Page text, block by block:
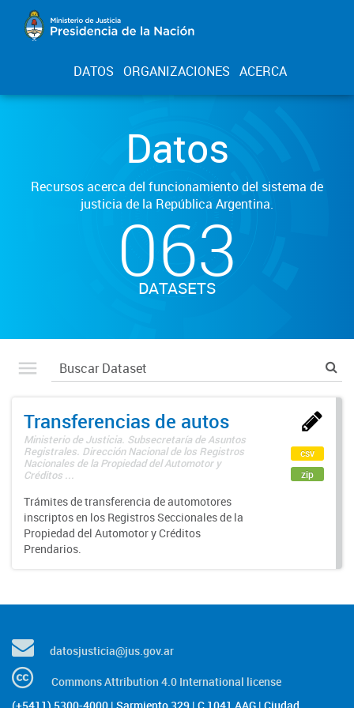
DATOS ORGANIZACIONES ACERCA
Datos
Recursos acerca del funcionamiento del sistema de
justicia de la República Argentina.
063
DATASETS
Transferencias de autos
Ministerio de Justicia. Subsecretaría de Asuntos
Registrales. Dirección Nacional de los Registros
Nacionales de la Propiedad del Automotor y
Créditos ...
Trámites de transferencia de automotores
inscriptos en los Registros Seccionales de la
Propiedad del Automotor y Créditos
Prendarios.
csv
zip
datosjusticia@jus.gov.ar
Commons Attribution 4.0 International license